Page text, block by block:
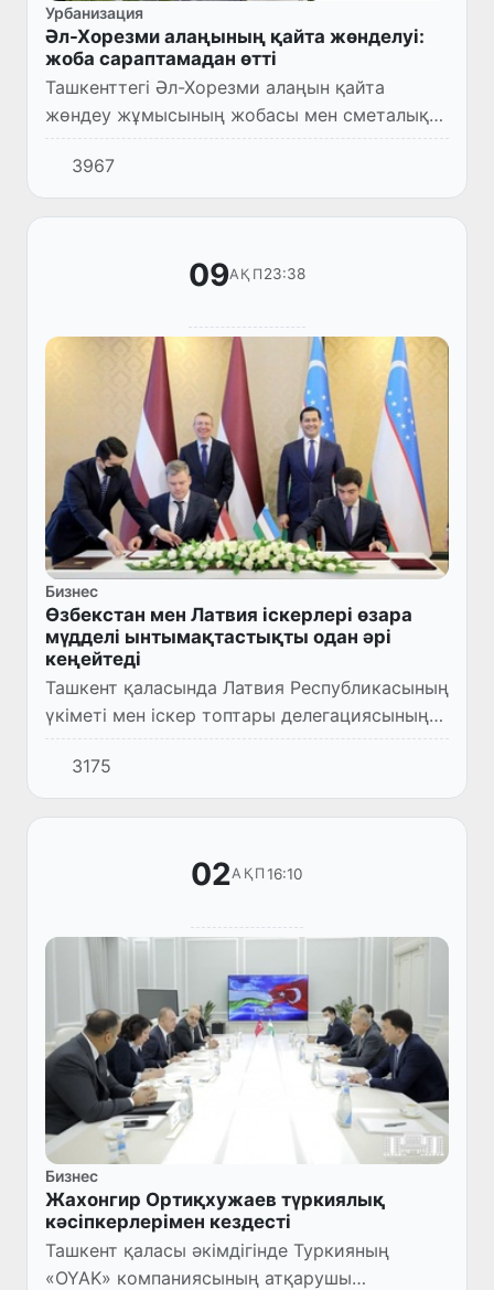
Урбанизация
Әл-Хорезми алаңының қайта жөнделуі:
жоба сараптамадан өтті
Ташкенттегі Әл-Хорезми алаңын қайта
жөндеу жұмысының жобасы мен сметалық
құжаттамасы сараптамадан өтті. Келесі
басқыш – алаң құрылысы және абаттандыру
істерін жүргізетін мердігерл...
3967
09АҚП 23:38
Бизнес
Өзбекстан мен Латвия іскерлері өзара
мүдделі ынтымақтастықты одан әрі
кеңейтеді
Ташкент қаласында Латвия Республикасының
үкіметі мен іскер топтары делегациясының
Өзбекстан Республикасына сапары аясында
Өзбекстан-Латвия бизнес форумы өтті.
3175
02АҚП 16:10
Бизнес
Жахонгир Ортиқхужаев түркиялық
кәсіпкерлерімен кездесті
Ташкент қаласы әкімдігінде Туркияның
«OYAK» компаниясының атқарушы